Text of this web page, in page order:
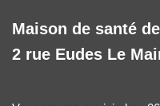
Maison de santé
2 rue Eudes Le